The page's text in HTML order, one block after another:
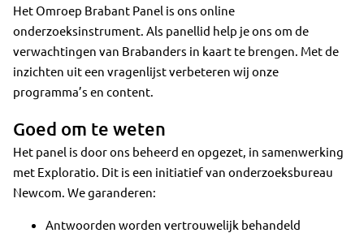
Het Omroep Brabant Panel is ons online
onderzoeksinstrument. Als panellid help je ons om de
verwachtingen van Brabanders in kaart te brengen. Met de
inzichten uit een vragenlijst verbeteren wij onze
programma’s en content.
Goed om te weten
Het panel is door ons beheerd en opgezet, in samenwerking
met Exploratio. Dit is een initiatief van onderzoeksbureau
Newcom. We garanderen:
Antwoorden worden vertrouwelijk behandeld